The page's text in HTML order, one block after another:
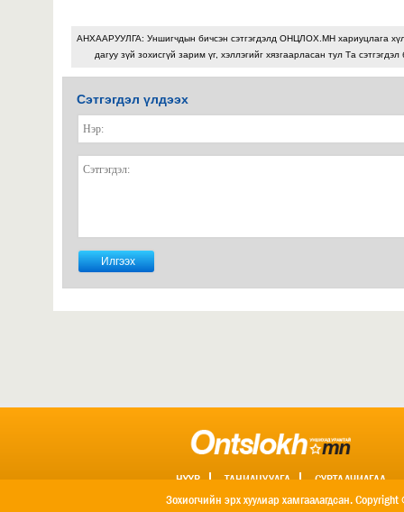
АНХААРУУЛГА: Уншигчдын бичсэн сэтгэгдэлд ОНЦЛОХ.МН хариуцлага
дагуу зүй зохисгүй зарим үг, хэллэгийг хязгаарласан тул Та
Сэтгэгдэл үлдээх
НҮҮР ТАНИЛЦУУЛГА СУРТАЛЧИЛГАА
ХОЛБОО БАРИХ
Зохиогчийн эрх хуулиар хамгаалагдсан.